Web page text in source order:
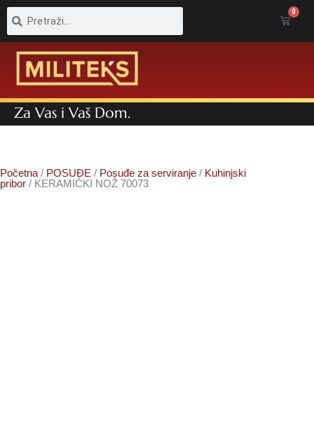
Pretraga 0
Cart
Za Vas i Vaš Dom.
Početna / POSUĐE / Posuđe za serviranje / Kuhinjski
pribor / KERAMIČKI NOŽ 70073